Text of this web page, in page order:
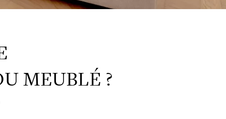
MEUBLÉ ?